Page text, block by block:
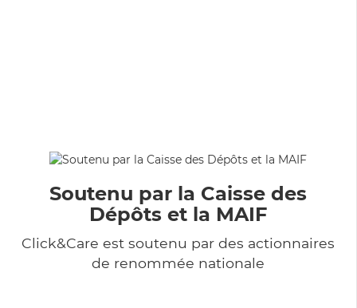
Soutenu par la Caisse des
Dépôts et la MAIF
Click&Care est soutenu par des actionnaires
de renommée nationale